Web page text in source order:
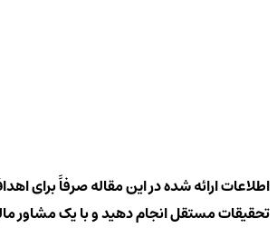
اطلاعات ارائه شده در این مقاله صرفاً برای
تحقیقات مستقل انجام دهید و با یک مشاور